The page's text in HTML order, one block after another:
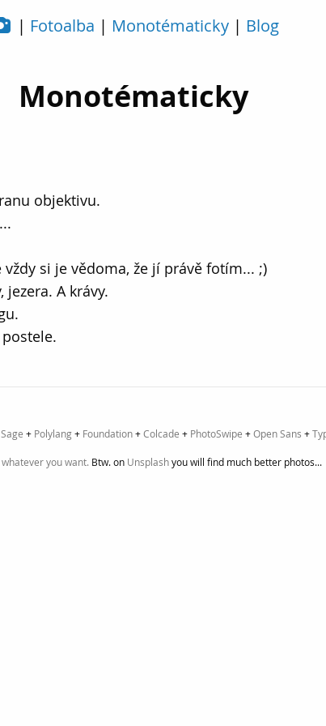
Fotoalba Monotématicky Blog
Monotématicky
objektivu.
si je vědoma, že jí právě fotím... ;)
A krávy.
Sage + Polylang+ Foundation+Colcade + PhotoSwipe +Open Sans +
whatever you want. Btw. on Unsplashyou will find much better photos...